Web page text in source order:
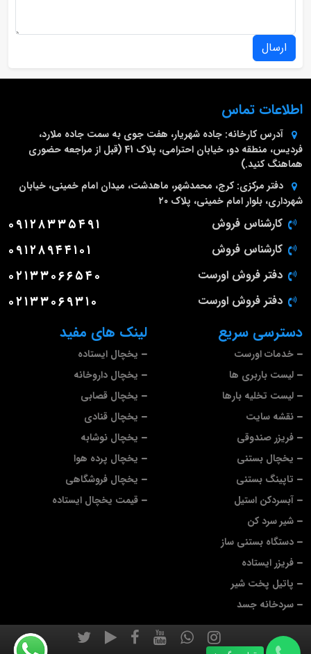
ارسال
لینک های مفید
یخچال ایستاده
یخچال داروخانه
یخچال قصابی
یخچال قنادی
یخچال نوشابه
یخچال پرده هوا
یخچال فروشگاهی
قیمت یخچال ایستاده
دسترسی سریع
خدمات اورست
لیست باربری ها
لیست تخلیه بارها
نقشه سایت
فریزر صندوقی
یخچال بستنی
تاپینگ بستنی
آبسردکن استیل
شیر سرد کن
دستگاه بستنی ساز
فریزر ایستاده
پاتیل پخت شیر
سردخانه جسد
اطلاعات تماس
آدرس کارخانه: جاده شهریار، هفت جوی به سمت جاده ملارد،
فردیس، منطقه دو، خیابان احترامی، پلاک 41 (قبل از مراجعه حضوری
هماهنگ کنید.)
دفتر مرکزی: کرج، محمدشهر، ماهدشت، میدان امام خمینی، خیابان
شهرداری، بلوار امام خمینی، پلاک ۲۰
کارشناس فروش ۰۹۱۲۸۳۳۵۴۹۱
کارشناس فروش ۰۹۱۲۸۹۴۴۱۰۱
دفتر فروش اورست ۰۲۱۳۳۰۶۶۵۴۰
دفتر فروش اورست ۰۲۱۳۳۰۶۹۳۱۰